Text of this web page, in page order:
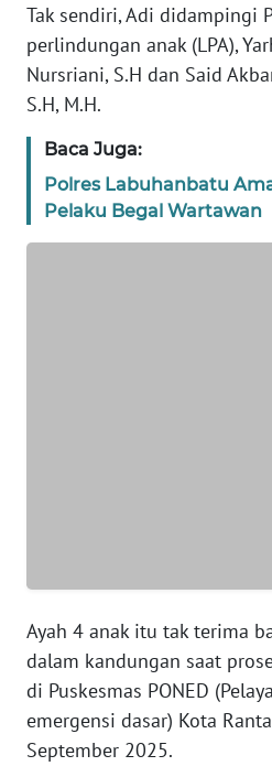
Tak sendiri, Adi didampingi
perlindungan anak (LPA),
Nursriani, S.H dan Said
S.H, M.H.
Baca Juga:
Polres Labuhanbatu
Pelaku Begal Wartawan
Ayah 4 anak itu tak terima
dalam kandungan saat
di Puskesmas PONED
emergensi dasar) Kota
September 2025.
KARIR
DISCLAIMER
Wahana
Regional
WN
KEPRI
WN
PAPUA